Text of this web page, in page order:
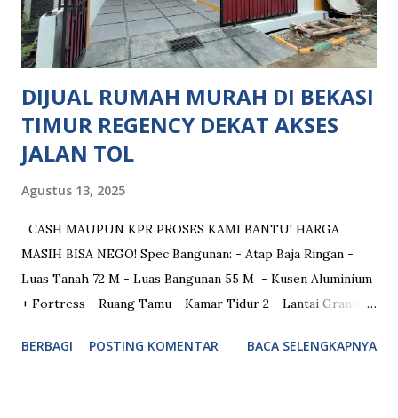
Metland Cibitung Mall Sentral Grosir Cikarang Mall Living
World Grand Wisata Fasilitas Rekreasi : GO WET water
park Waterland Cibitung F...
DIJUAL RUMAH MURAH DI BEKASI
TIMUR REGENCY DEKAT AKSES
JALAN TOL
Agustus 13, 2025
CASH MAUPUN KPR PROSES KAMI BANTU! HARGA
MASIH BISA NEGO! Spec Bangunan: - Atap Baja Ringan -
Luas Tanah 72 M - Luas Bangunan 55 M - Kusen Aluminium
+ Fortress - Ruang Tamu - Kamar Tidur 2 - Lantai Granit
Meter - Dinding Hebel - Air Sumur BOR + Mesin Air +
BERBAGI POSTING KOMENTAR BACA SELENGKAPNYA